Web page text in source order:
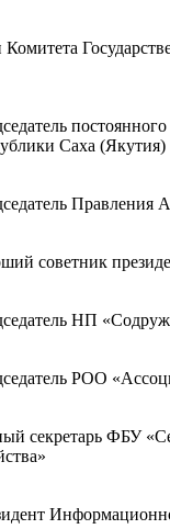
Комитета
Саха
Правления
советник
НП
РОО
секретарь ФБУ